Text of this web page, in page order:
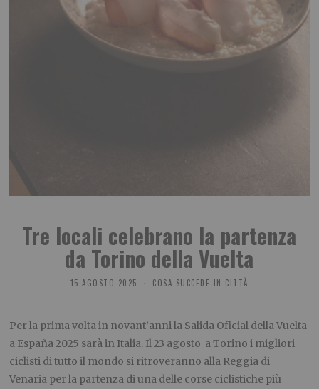
Tre locali celebrano la partenza
da Torino della Vuelta
15 AGOSTO 2025 COSA SUCCEDE IN CITTÀ
Per la prima volta in novant’anni la Salida Oficial della Vuelta
a España 2025 sarà in Italia. Il 23 agosto a Torino i migliori
ciclisti di tutto il mondo si ritroveranno alla Reggia di
Venaria per la partenza di una delle corse ciclistiche più